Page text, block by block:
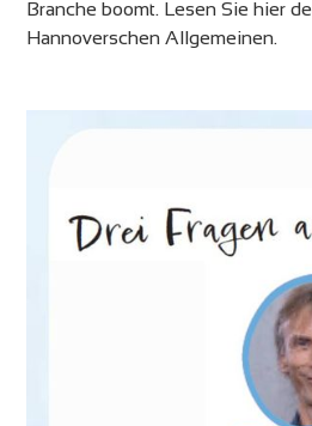
Branche boomt. Lesen Sie hier
Hannoverschen Allgemeinen.